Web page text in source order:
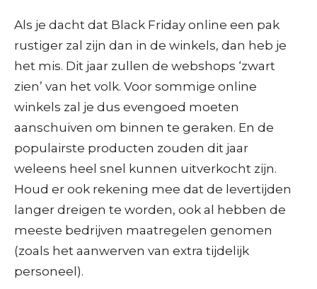
Als je dacht dat Black Friday online een pak
rustiger zal zijn dan in de winkels, dan heb je
het mis. Dit jaar zullen de webshops ‘zwart
zien’ van het volk. Voor sommige online
winkels zal je dus evengoed moeten
aanschuiven om binnen te geraken. En de
populairste producten zouden dit jaar
weleens heel snel kunnen uitverkocht zijn.
Houd er ook rekening mee dat de levertijden
langer dreigen te worden, ook al hebben de
meeste bedrijven maatregelen genomen
(zoals het aanwerven van extra tijdelijk
personeel).